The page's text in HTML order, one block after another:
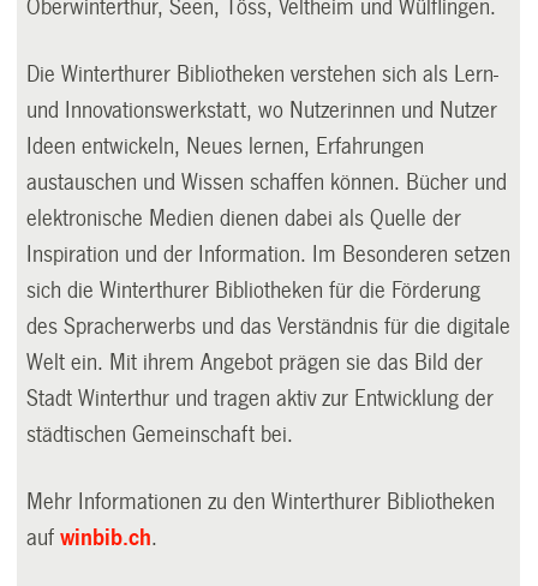
Oberwinterthur, Seen, Töss, Veltheim und Wülflingen.
Die Winterthurer Bibliotheken verstehen sich als Lern-
und Innovationswerkstatt, wo Nutzerinnen und Nutzer
Ideen entwickeln, Neues lernen, Erfahrungen
austauschen und Wissen schaffen können. Bücher und
elektronische Medien dienen dabei als Quelle der
Inspiration und der Information. Im Besonderen setzen
sich die Winterthurer Bibliotheken für die Förderung
des Spracherwerbs und das Verständnis für die digitale
Welt ein. Mit ihrem Angebot prägen sie das Bild der
Stadt Winterthur und tragen aktiv zur Entwicklung der
städtischen Gemeinschaft bei.
Mehr Informationen zu den Winterthurer Bibliotheken
aufwinbib.ch.